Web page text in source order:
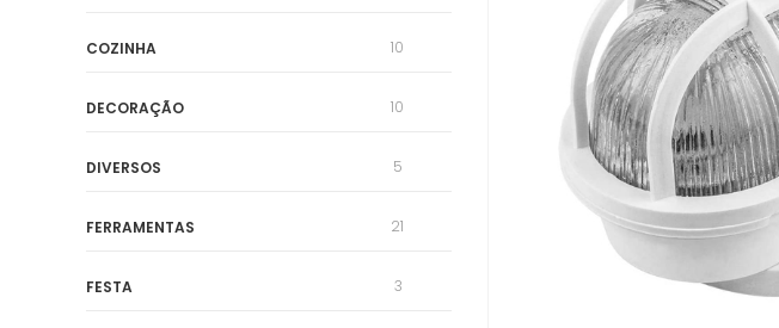
COZINHA 10
DECORAÇÃO 10
DIVERSOS 5
FERRAMENTAS 21
FESTA 3